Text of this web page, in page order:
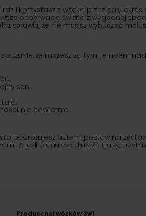
i korzystasz z wózka przez cały okres
obserwacje świata z wygodnej
sprawia, że nie musisz wybudzać
poczucie, że możesz za tym tempem
sen.
nie odwrotnie.
podróżujesz autem, postaw na
A jeśli planujesz dłuższe trasy,
Producenci wózków 3w1